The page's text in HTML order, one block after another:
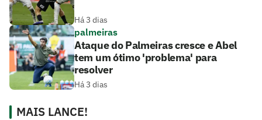
Há 3 dias
palmeiras
Ataque do Palmeiras cresce e Abel
tem um ótimo 'problema' para
resolver
Há 3 dias
MAIS LANCE!